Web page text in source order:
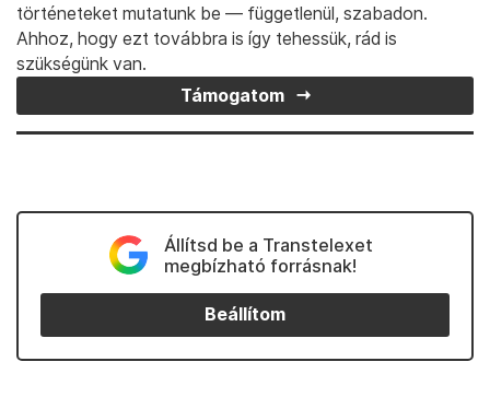
történeteket mutatunk be — függetlenül, szabadon.
Ahhoz, hogy ezt továbbra is így tehessük, rád is
szükségünk van.
Támogatom
Állítsd be a Transtelexet
megbízható forrásnak!
Beállítom